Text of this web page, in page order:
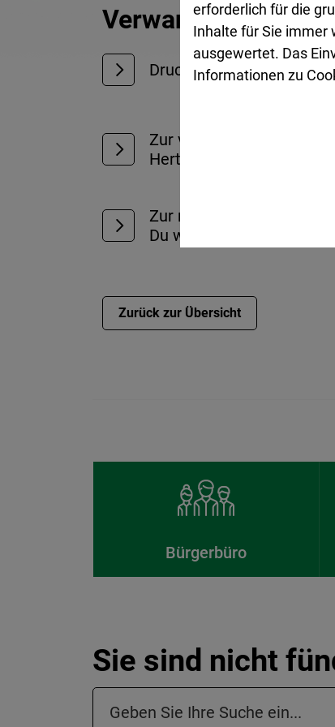
Verwandte Links
Druckansicht der
Zur vorherigen Meldung
Herten und
Zur nächsten Meldung
Du willst!“)
Zurück zur Übersicht
Bürgerbüro
Sie sind nicht
Suchfeld in der Fußzeile
erforderlich für die
Inhalte für Sie immer
ausgewertet. Das
Informationen zu